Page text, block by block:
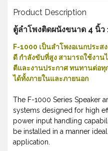
Product Description
ตู้ลำโพงติดผนังขนาด 4 นิ้ว
F-1000 เป็นลำโพงอเนกประ
ดี กำลังขับที่สูง สามารถใช้งาน
ตีและงานประกาศทนทานต่อทุ
ได้ทั้งภายในและภายนอก
The F-1000 Series Speaker
systems designed for high
power input handling
be installed in a manner
application.